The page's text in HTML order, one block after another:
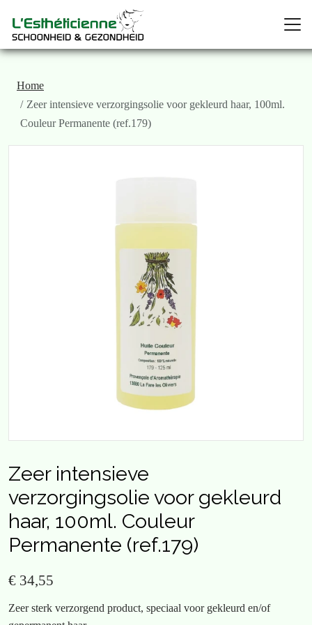
Home
Zeer intensieve verzorgingsolie voor gekleurd haar, 100ml.
Couleur Permanente (ref.179)
Zeer intensieve
verzorgingsolie voor gekleurd
haar, 100ml. Couleur
Permanente (ref.179)
€ 34,55
Zeer sterk verzorgend product, speciaal voor gekleurd en/of